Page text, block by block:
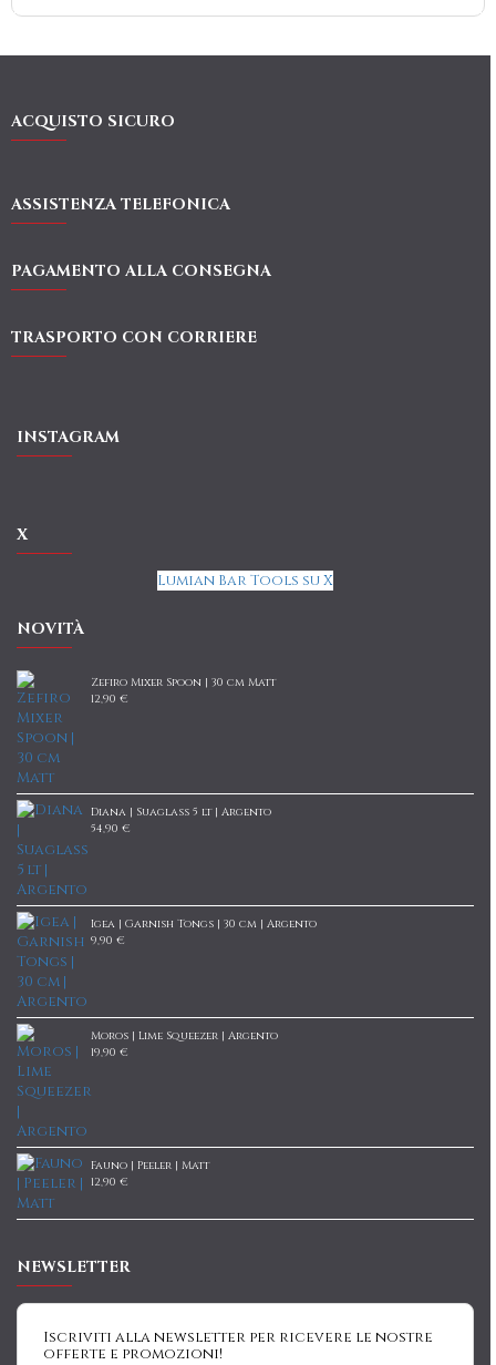
ACQUISTO SICURO
ASSISTENZA TELEFONICA
PAGAMENTO ALLA CONSEGNA
TRASPORTO CON CORRIERE
INSTAGRAM
X
Lumian Bar Tools su X
NOVITÀ
Zefiro Mixer Spoon | 30 cm Matt
12,90 €
Diana | Suaglass 5 lt | Argento
54,90 €
Igea | Garnish Tongs | 30 cm | Argento
9,90 €
Moros | Lime Squeezer | Argento
19,90 €
Fauno | Peeler | Matt
12,90 €
NEWSLETTER
Iscriviti alla newsletter per ricevere le nostre
offerte e promozioni!